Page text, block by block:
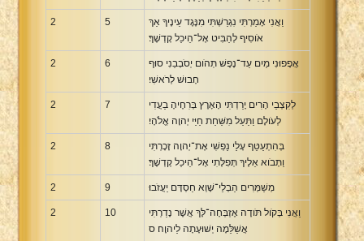
2 5
וַאֲנִי אָמַרְתִּי נִגְרַשְׁתִּי מִנֶּגֶד עֵינֶיךָ אַךְ
אֹוסִיף לְהַבִּיט אֶל־הֵיכַל קָדְשֶׁךָ׃
2 6
אֲפָפוּנִי מַיִם עַד־נֶפֶשׁ תְּהֹום יְסֹבְבֵנִי סוּף
חָבוּשׁ לְרֹאשִׁי׃
2 7
לְקִצְבֵי הָרִים יָרַדְתִּי הָאָרֶץ בְּרִחֶיהָ בַעֲדִי
לְעֹולָם וַתַּעַל מִשַּׁחַת חַיַּי יְהוָה אֱלֹהָי׃
2 8
בְּהִתְעַטֵּף עָלַי נַפְשִׁי אֶת־יְהוָה זָכָרְתִּי
וַתָּבֹוא אֵלֶיךָ תְּפִלָּתִי אֶל־הֵיכַל קָדְשֶׁךָ׃
2 9 מְשַׁמְּרִים הַבְלֵי־שָׁוְא חַסְדָּם יַעֲזֹבוּ׃
2 10
וַאֲנִי בְּקֹול תֹּודָה אֶזְבְּחָה־לָּךְ אֲשֶׁר נָדַרְתִּי
אֲשַׁלֵּמָה יְשׁוּעָתָה לַיהוָה׃ ס